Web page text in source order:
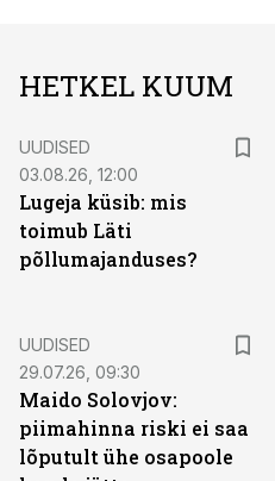
HETKEL KUUM
UUDISED
03.08.26, 12:00
Lugeja küsib: mis
toimub Läti
põllumajanduses?
UUDISED
29.07.26, 09:30
Maido Solovjov:
piimahinna riski ei saa
lõputult ühe osapoole